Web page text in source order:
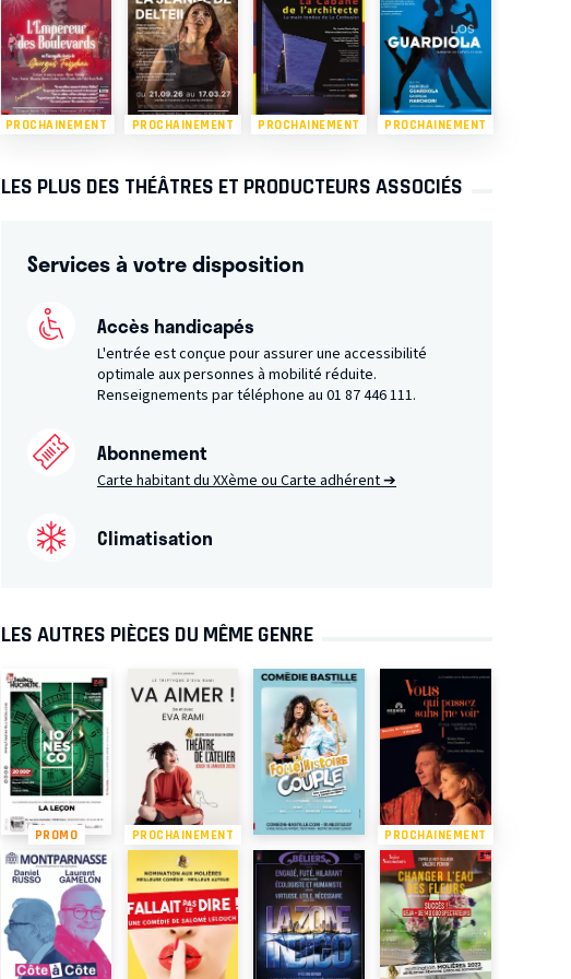
PROCHAINEMENT PROCHAINEMENT PROCHAINEMENT PROCHAINEMENT
LES PLUS DES THÉÂTRES ET PRODUCTEURS ASSOCIÉS
Services à votre disposition
Accès handicapés
L'entrée est conçue pour assurer une accessibilité
optimale aux personnes à mobilité réduite.
Renseignements par téléphone au 01 87 446 111.
Abonnement
Carte habitant du XXème ou Carte adhérent ➔
Climatisation
LES AUTRES PIÈCES DU MÊME GENRE
PROMO PROCHAINEMENT PROCHAINEMENT